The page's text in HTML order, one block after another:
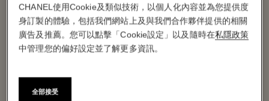
內部和外部的
CHANEL使用Cookie及類似技術，以個人化內容並為您提供度
身訂製的體驗，包括我們網站上及與我們合作夥伴提供的相關
廣告及推薦。您可以點擊「Cookie設定」以及隨時在私隱政策
中管理您的偏好設定並了解更多資訊。
全部接受